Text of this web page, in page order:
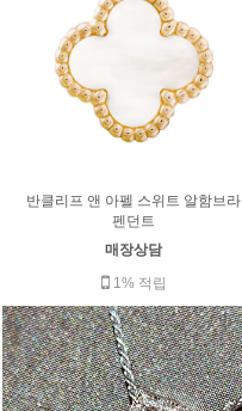
반클리프 앤 아펠 스위트 알함브라
펜던트
매장상담
1% 적립